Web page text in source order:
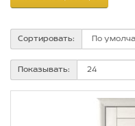
Сортировать:
Показывать: